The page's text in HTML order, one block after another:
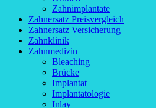
Zahnimplantate
Zahnersatz Preisvergleich
Zahnersatz Versicherung
Zahnklinik
Zahnmedizin
Bleaching
Brücke
Implantat
Implantatologie
Inlay